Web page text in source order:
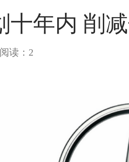
十年内 削
读：2